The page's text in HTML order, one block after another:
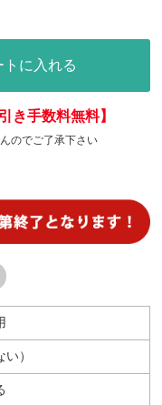
トに入れる
き手数料無料】
のでご了承下さい
）